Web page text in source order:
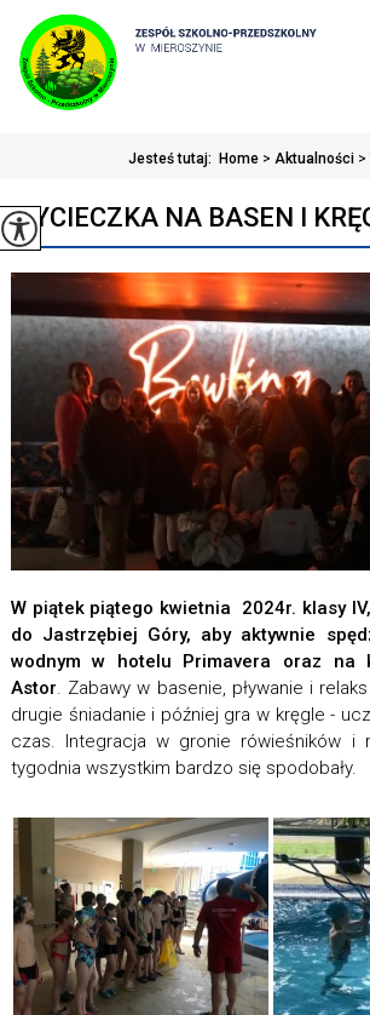
Jesteś tutaj: Home > Aktualności >
WYCIECZKA NA BASEN I
W piątek piątego kwietnia 2024r. klasy
do Jastrzębiej Góry, aby aktywnie
wodnym w hotelu Primavera oraz na
Astor. Zabawy w basenie, pływanie i
drugie śniadanie i później gra w kręgle -
czas. Integracja w gronie rówieśników i
tygodnia wszystkim bardzo się spodobały.